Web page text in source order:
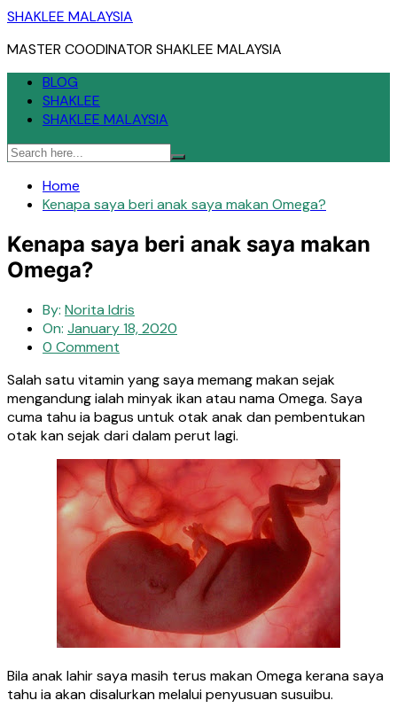
Skip
content
SHAKLEE MALAYSIA
MASTER COODINATOR SHAKLEE MALAYSIA
BLOG
SHAKLEE
SHAKLEE MALAYSIA
Home
Kenapa saya beri anak saya makan Omega?
Kenapa saya beri anak saya makan
Omega?
By: Norita Idris
On: January 18, 2020
0 Comment
Salah satu vitamin yang saya memang makan sejak
mengandung ialah minyak ikan atau nama Omega. Saya
cuma tahu ia bagus untuk otak anak dan pembentukan
otak kan sejak dari dalam perut lagi.
Bila anak lahir saya masih terus makan Omega kerana saya
tahu ia akan disalurkan melalui penyusuan susuibu.